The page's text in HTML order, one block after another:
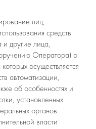
лиц,
средств
другие лица,
Оператора) о
осуществляется
автоматизации,
об особенностях и
установленных
органов
власти